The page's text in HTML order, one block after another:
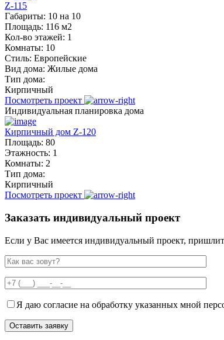
Z-115
Габариты: 10 на 10
Площадь: 116 м2
Кол-во этажей: 1
Комнаты: 10
Стиль: Европейские
Вид дома: Жилые дома
Тип дома:
Кирпичный
Посмотреть проект
Индивидуальная планировка дома
Кирпичный дом Z-120
Площадь: 80
Этажность: 1
Комнаты: 2
Тип дома:
Кирпичный
Посмотреть проект
Заказать индивидуальный проект
Если у Вас имеется индивидуальный проект,
Я даю согласие на обработку указанных мной